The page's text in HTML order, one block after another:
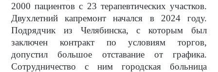
2000 пациентов с 23 терапевтических участков.
Двухлетний капремонт начался в 2024 году.
Подрядчик из Челябинска, с которым был
заключен контракт по условиям торгов,
допустил большое отставание от графика.
Сотрудничество с ним городская больница